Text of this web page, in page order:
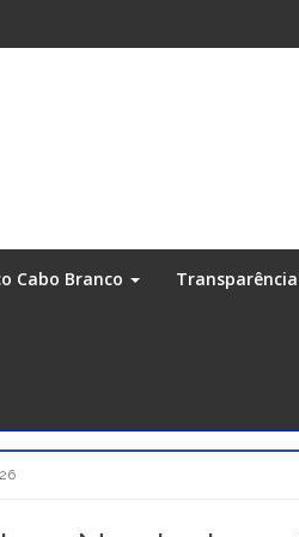
Cabo Branco Transparência